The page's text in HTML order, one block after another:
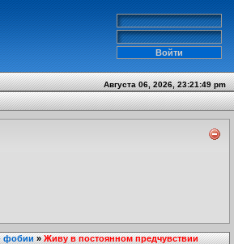
Августа 06, 2026, 23:21:49 pm
фобии»Живу в постоянном предчувствии